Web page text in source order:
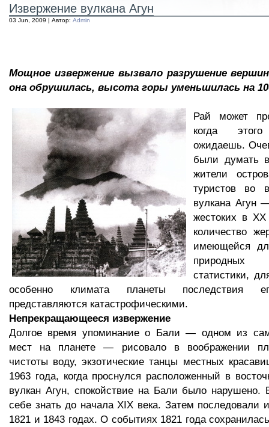
Извержение вулкана Агун
03 Jun, 2009 | Автор: Admin
Мощное извержение вызвало разрушение
она обрушилась, высота горы уменьшилась на
Рай может
когда
ожидаешь.
были думать
жители
туристов во
вулкана Агун
жестоких в
количество
имеющейся
статистики,
особенно климата планеты последствия
представляются катастрофическими.
Непрекращающееся извержение
Долгое время упоминание о Бали — одном из
мест на планете — рисовало в воображении
чистоты воду, экзотические танцы местных
1963 года, когда проснулся расположенный в
вулкан Агун, спокойствие на Бали было нарушено.
себе знать до начала XIX века. Затем последовали
1821 и 1843 годах. О событиях 1821 года